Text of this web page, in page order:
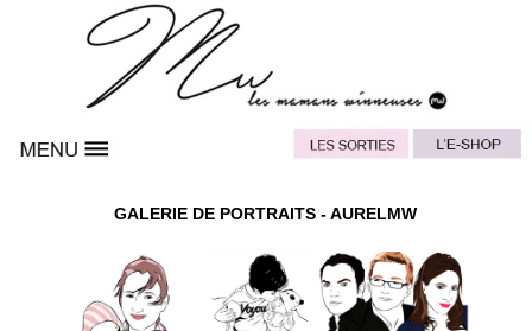
GALERIE DE PORTRAITS - AURELMW